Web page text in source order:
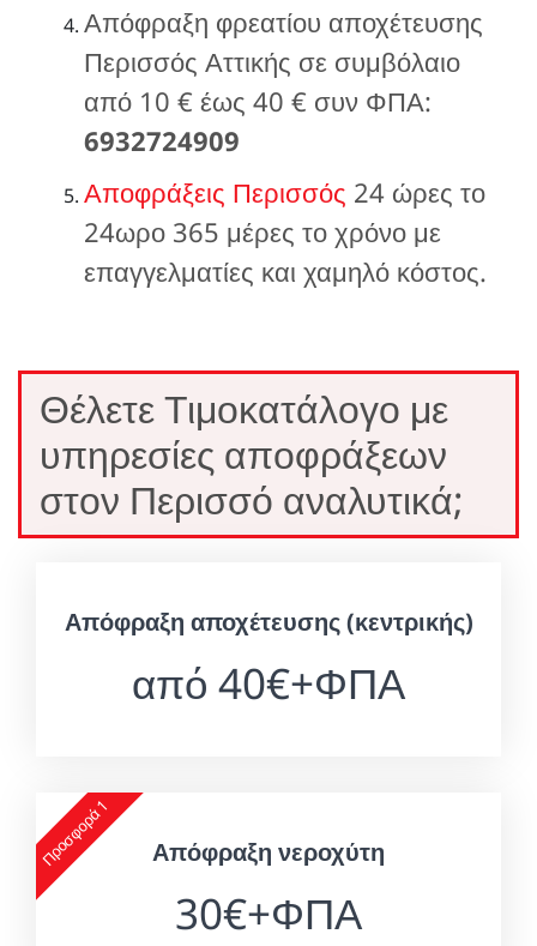
Απόφραξη φρεατίου αποχέτευσης
Περισσός Αττικής σε συμβόλαιο
από 10 € έως 40 € συν ΦΠΑ:
6932724909
Αποφράξεις Περισσός 24 ώρες το
24ωρο 365 μέρες το χρόνο με
επαγγελματίες και χαμηλό κόστος.
Θέλετε Τιμοκατάλογο με
υπηρεσίες αποφράξεων
στον Περισσό αναλυτικά;
Απόφραξη αποχέτευσης (κεντρικής)
από 40€+ΦΠΑ
Προσφορά 1 Απόφραξη νεροχύτη
30€+ΦΠΑ